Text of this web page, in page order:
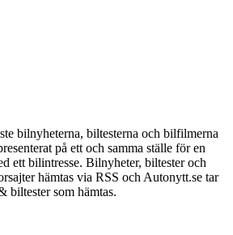
bilnyheterna, biltesterna och bilfilmerna
på ett och samma ställe för en
ett bilintresse. Bilnyheter, biltester och
hämtas via RSS och Autonytt.se tar
biltester som hämtas.